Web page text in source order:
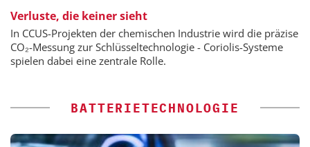
Verluste, die keiner sieht
In CCUS-Projekten der chemischen Industrie wird die präzise
CO₂-Messung zur Schlüsseltechnologie - Coriolis-Systeme
spielen dabei eine zentrale Rolle.
BATTERIETECHNOLOGIE